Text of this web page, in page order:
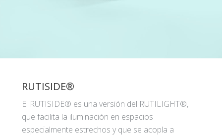
RUTISIDE®
El RUTISIDE® es una versión del RUTILIGHT®,
que facilita la iluminación en espacios
especialmente estrechos y que se acopla a